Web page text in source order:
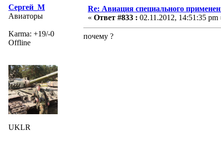
Сергей_М
Авиаторы
Karma: +19/-0
Offline
UKLR
Re: Авиация специального
« Ответ #833 : 02.11.2012, 14:51:35 pm
почему ?